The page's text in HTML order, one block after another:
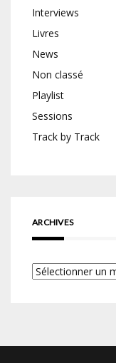
Interviews
Livres
News
Non classé
Playlist
Sessions
Track by Track
ARCHIVES
Archives